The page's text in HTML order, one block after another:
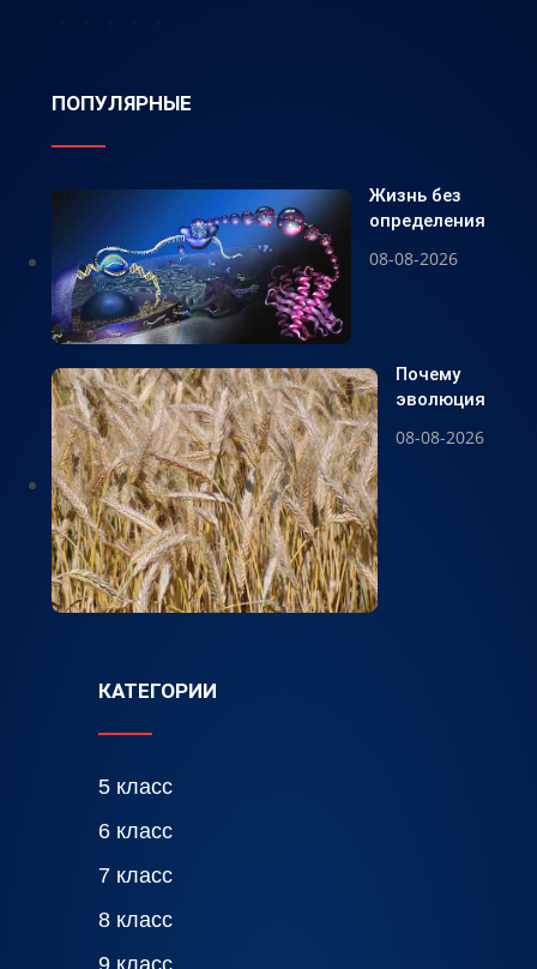
ПОПУЛЯРНЫЕ
Жизнь без
определения
08-08-2026
Почему
эволюция
08-08-2026
КАТЕГОРИИ
5 класс
6 класс
7 класс
8 класс